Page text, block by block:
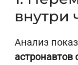
внутри
Анализ